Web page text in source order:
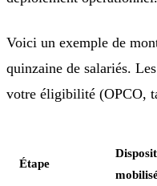
Voici un exemple de
quinzaine de salariés.
votre éligibilité (OPCO,
Étape